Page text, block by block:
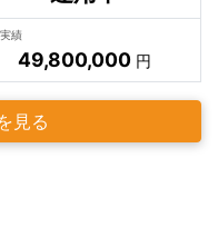
績
49,800,000 円
見る